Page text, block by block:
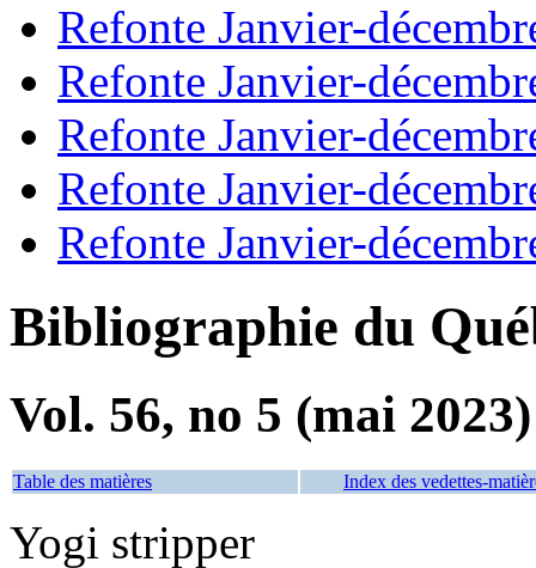
Refonte Janvier-
Refonte Janvier-
Refonte Janvier-
Refonte Janvier-
Refonte Janvier-
Bibliographie du
Vol. 56, no 5 (mai 2023)
Table des matières Index des vedettes-
Yogi stripper